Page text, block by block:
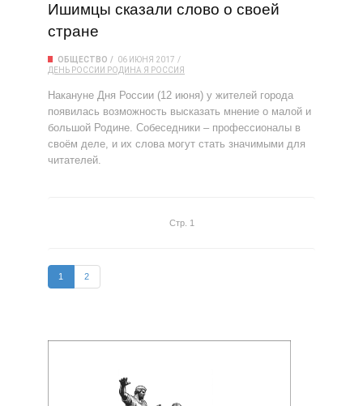
Ишимцы сказали слово о своей
стране
ОБЩЕСТВО
06 ИЮНЯ 2017
ДЕНЬ РОССИИ РОДИНА Я РОССИЯ
Накануне Дня России (12 июня) у жителей города
появилась возможность высказать мнение о малой и
большой Родине. Собеседники – профессионалы в
своём деле, и их слова могут стать значимыми для
читателей.
Стр. 1
1 2